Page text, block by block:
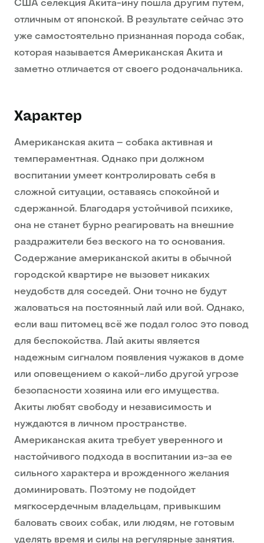
США селекция Акита-ину пошла другим путем,
отличным от японской. В результате сейчас это
уже самостоятельно признанная порода собак,
которая называется Американская Акита и
заметно отличается от своего родоначальника.
Характер
Американская акита – собака активная и
темпераментная. Однако при должном
воспитании умеет контролировать себя в
сложной ситуации, оставаясь спокойной и
сдержанной. Благодаря устойчивой психике,
она не станет бурно реагировать на внешние
раздражители без веского на то основания.
Содержание американской акиты в обычной
городской квартире не вызовет никаких
неудобств для соседей. Они точно не будут
жаловаться на постоянный лай или вой. Однако,
если ваш питомец всё же подал голос это повод
для беспокойства. Лай акиты является
надежным сигналом появления чужаков в доме
или оповещением о какой-либо другой угрозе
безопасности хозяина или его имущества.
Акиты любят свободу и независимость и
нуждаются в личном пространстве.
Американская акита требует уверенного и
настойчивого подхода в воспитании из-за ее
сильного характера и врожденного желания
доминировать. Поэтому не подойдет
мягкосердечным владельцам, привыкшим
баловать своих собак, или людям, не готовым
уделять время и силы на регулярные занятия.